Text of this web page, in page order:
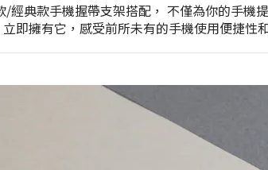
典款手機握帶支架搭配， 不僅為你的手
即擁有它，感受前所未有的手機使用便捷性